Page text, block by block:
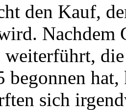
den Kauf,
Nachdem
weiterführt,
begonnen
sich